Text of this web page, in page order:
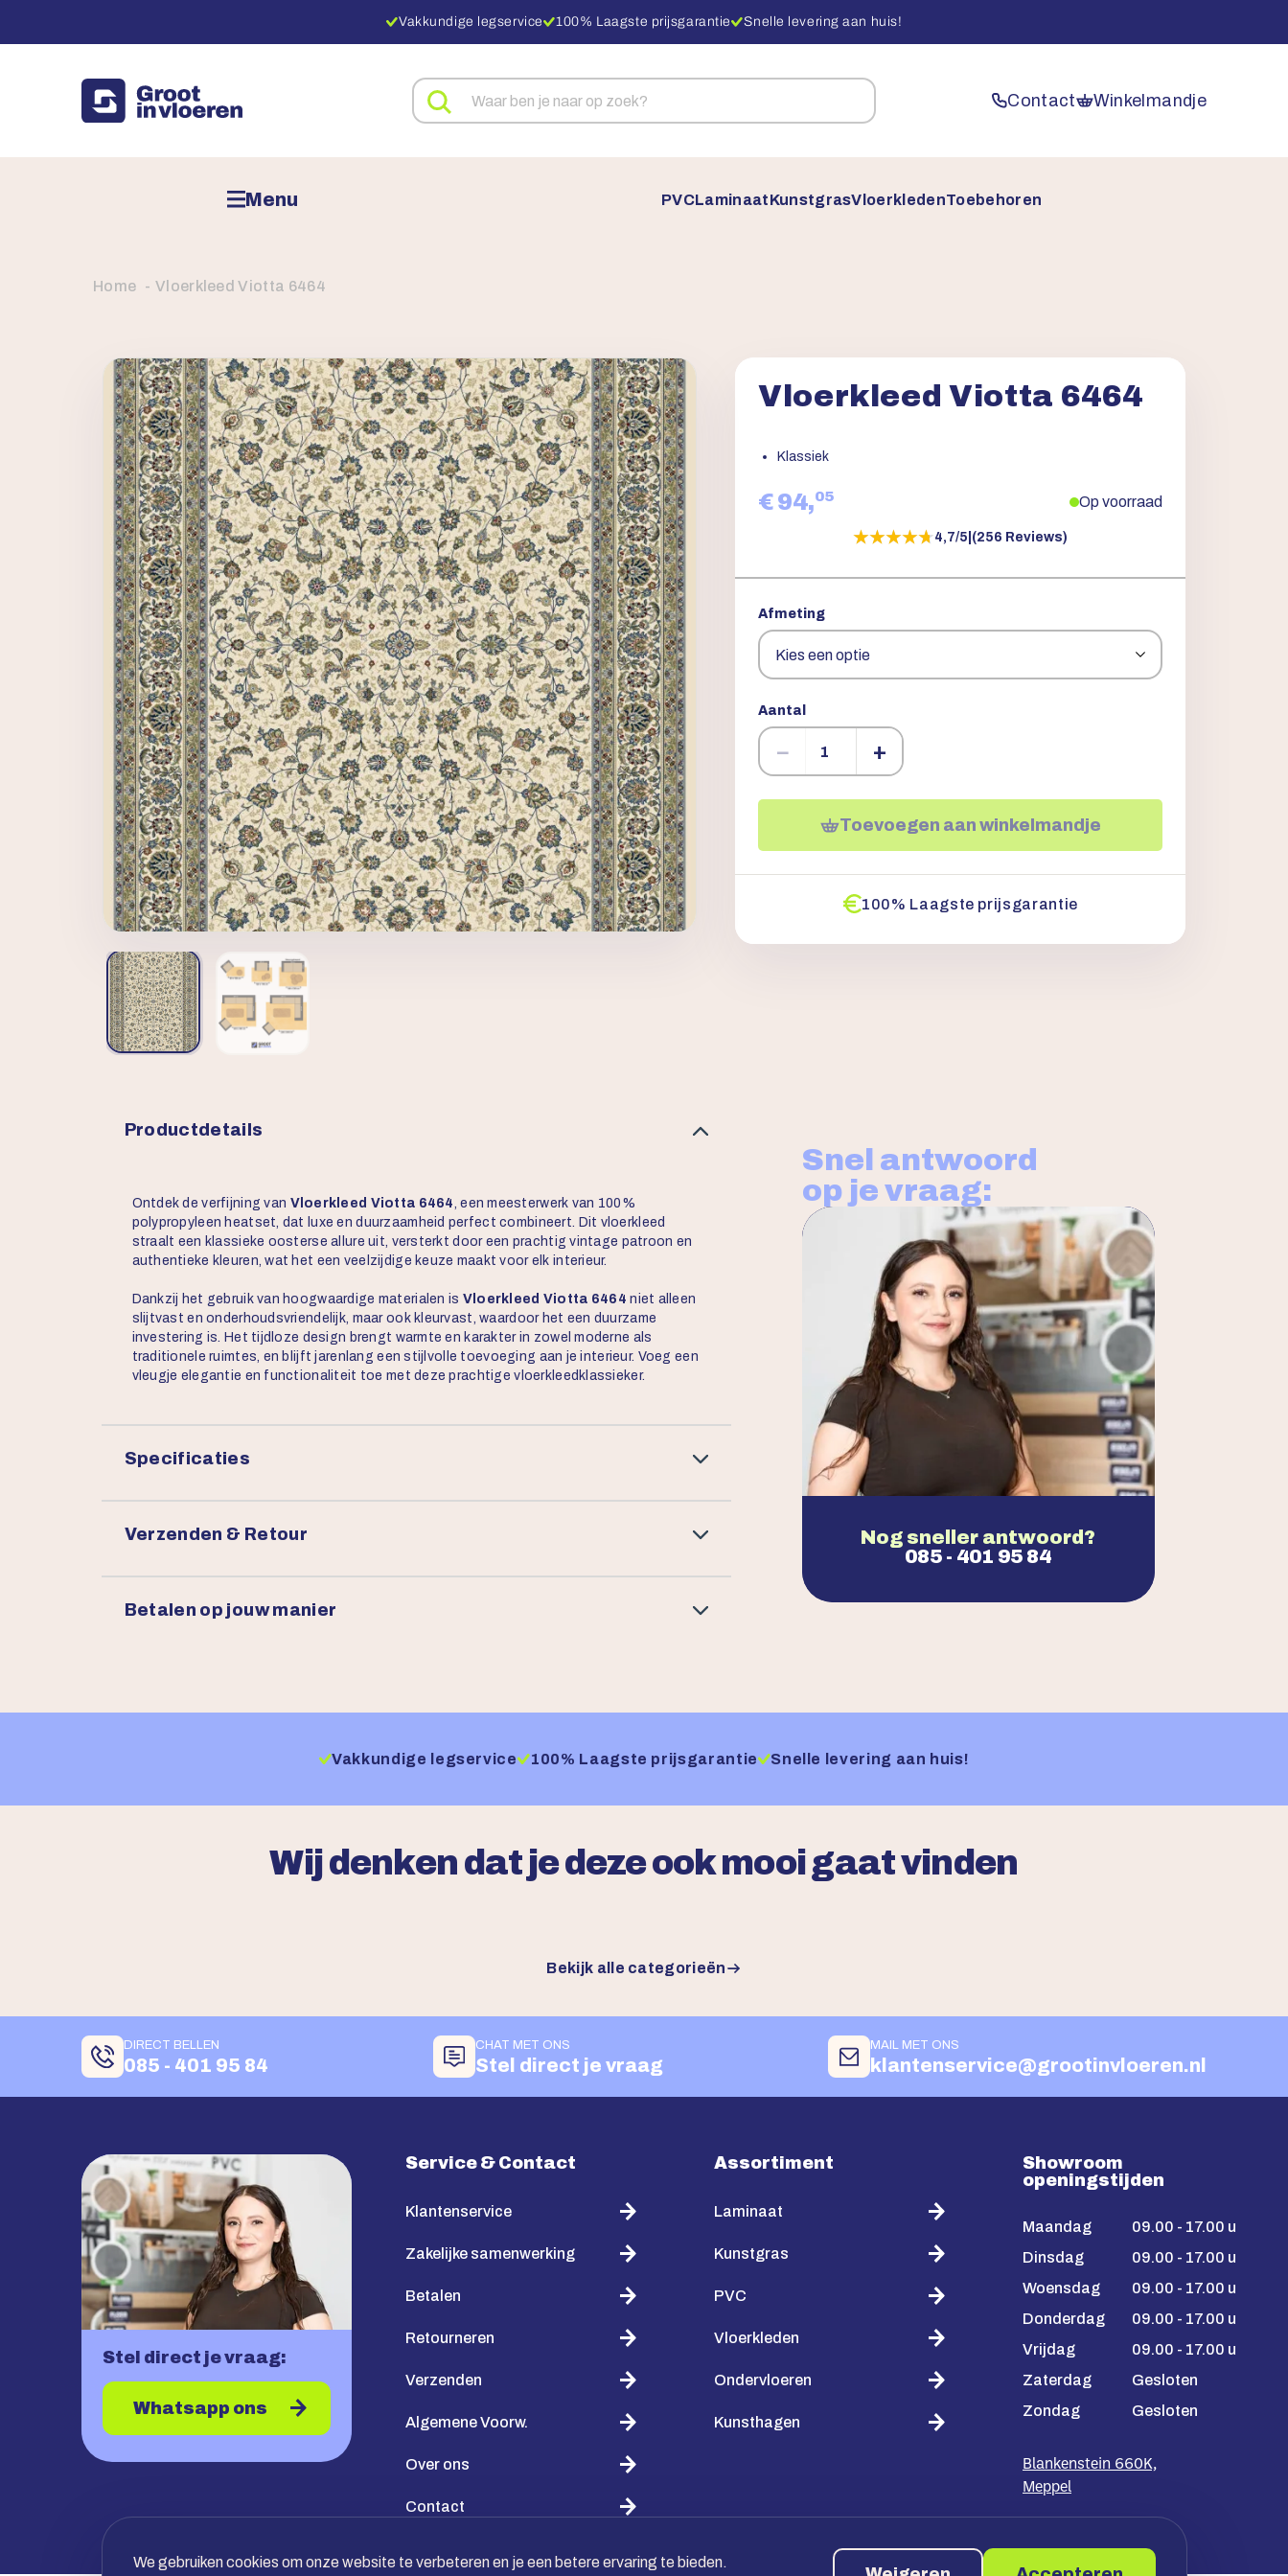
Vakkundige legservice 100% Laagste prijsgarantie Snelle levering aan huis!
Zoeken
naar
Contact Winkelmandje
Menu PVCLaminaatKunstgrasVloerkledenToebehoren
Home Vloerkleed Viotta 6464
Vloerkleed Viotta 6464
Klassiek
€ 94,05 Op voorraad
★★★★★
★★★★★4,7/5 (256 Reviews)
Afmeting
Aantal
− +
Toevoegen aan winkelmandje
100% Laagste prijsgarantie
Productdetails
Ontdek de verfijning van Vloerkleed Viotta 6464, een meesterwerk van 100%
polypropyleen heatset, dat luxe en duurzaamheid perfect combineert. Dit vloerkleed
straalt een klassieke oosterse allure uit, versterkt door een prachtig vintage patroon en
authentieke kleuren, wat het een veelzijdige keuze maakt voor elk interieur.
Dankzij het gebruik van hoogwaardige materialen is Vloerkleed Viotta 6464 niet alleen
slijtvast en onderhoudsvriendelijk, maar ook kleurvast, waardoor het een duurzame
investering is. Het tijdloze design brengt warmte en karakter in zowel moderne als
traditionele ruimtes, en blijft jarenlang een stijlvolle toevoeging aan je interieur. Voeg een
vleugje elegantie en functionaliteit toe met deze prachtige vloerkleedklassieker.
Specificaties
Verzenden & Retour
Betalen op jouw manier
Snel antwoord
op je vraag:
Nog sneller antwoord?
085 - 401 95 84
Vakkundige legservice 100% Laagste prijsgarantie Snelle levering aan huis!
Wij denken dat je deze ook mooi gaat vinden
Bekijk alle categorieën
DIRECT BELLEN
085 - 401 95 84
CHAT MET ONS
Stel direct je vraag
MAIL MET ONS
klantenservice@grootinvloeren.nl
Stel direct je vraag:
Whatsapp ons
Service & Contact
Klantenservice
Zakelijke samenwerking
Betalen
Retourneren
Verzenden
Algemene Voorw.
Over ons
Contact
Assortiment
Laminaat
Kunstgras
PVC
Vloerkleden
Ondervloeren
Kunsthagen
Showroom
openingstijden
Maandag
09.00 - 17.00 u
Dinsdag
09.00 - 17.00 u
Woensdag
09.00 - 17.00 u
Donderdag
09.00 - 17.00 u
Vrijdag
09.00 - 17.00 u
Zaterdag
Gesloten
Zondag
Gesloten
Blankenstein 660K,
Meppel
We gebruiken cookies om onze website te verbeteren en je een betere ervaring te bieden.